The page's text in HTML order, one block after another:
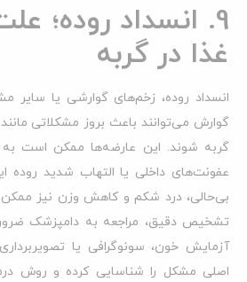
9. انسداد روده؛
غذا در گربه
انسداد روده، زخم‌های گوارشی یا سایر
گوارش می‌توانند باعث بروز مشکلاتی
گربه شوند. این عارضه‌ها ممکن است به
عفونت‌های داخلی یا التهاب شدید روده
بی‌حالی، درد شکم و کاهش وزن نیز
تشخیص دقیق، مراجعه به دامپزشک
آزمایش خون، سونوگرافی یا
اصلی مشکل را شناسایی کرده و روش